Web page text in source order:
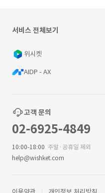
서비스 전체보기
위시켓
AIDP - AX
고객 문의
02-6925-4849
10:00-18:00 주말·공휴일 제외
help@wishket.com